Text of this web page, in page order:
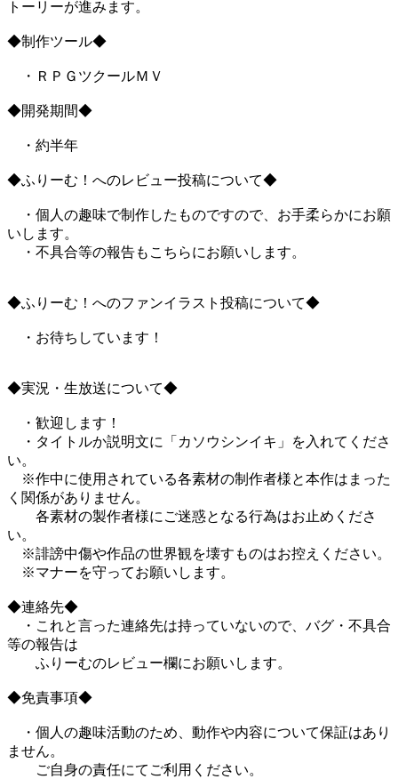
トーリーが進みます。
◆制作ツール◆
・ＲＰＧツクールＭＶ
◆開発期間◆
・約半年
◆ふりーむ！へのレビュー投稿について◆
・個人の趣味で制作したものですので、お手柔らかにお願
いします。
・不具合等の報告もこちらにお願いします。
◆ふりーむ！へのファンイラスト投稿について◆
・お待ちしています！
◆実況・生放送について◆
・歓迎します！
・タイトルか説明文に「カソウシンイキ」を入れてくださ
い。
※作中に使用されている各素材の制作者様と本作はまった
く関係がありません。
各素材の製作者様にご迷惑となる行為はお止めくださ
い。
※誹謗中傷や作品の世界観を壊すものはお控えください。
※マナーを守ってお願いします。
◆連絡先◆
・これと言った連絡先は持っていないので、バグ・不具合
等の報告は
ふりーむのレビュー欄にお願いします。
◆免責事項◆
・個人の趣味活動のため、動作や内容について保証はあり
ません。
ご自身の責任にてご利用ください。